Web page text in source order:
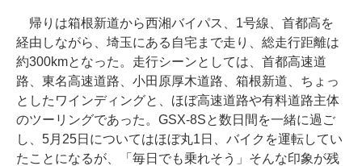
帰りは箱根新道から西湘バイパス、1号線、首都高を
経由しながら、埼玉にある自宅まで走り、総走行距離は
約300kmとなった。走行シーンとしては、首都高速道
路、東名高速道路、小田原厚木道路、箱根新道、ちょっ
としたワインディングと、ほぼ高速道路や有料道路主体
のツーリングであった。GSX-8Sと数日間を一緒に過ご
し、5月25日についてはほぼ丸1日、バイクを運転してい
たことになるが、「毎日でも乗れそう」そんな印象が残